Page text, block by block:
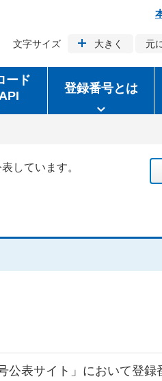
文字サイズ 大きく 元
ード
登録番号とは
しています。
公表サイト」において登録